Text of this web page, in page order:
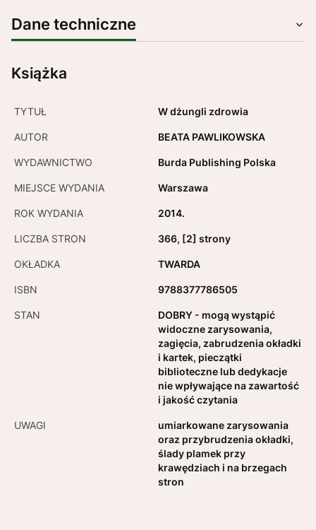
Dane techniczne
Książka
TYTUŁ W dżungli zdrowia
AUTOR BEATA PAWLIKOWSKA
WYDAWNICTWO Burda Publishing Polska
MIEJSCE WYDANIA Warszawa
ROK WYDANIA 2014.
LICZBA STRON 366, [2] strony
OKŁADKA TWARDA
ISBN 9788377786505
STAN
DOBRY - mogą wystąpić
widoczne zarysowania,
zagięcia, zabrudzenia okładki
i kartek, pieczątki
biblioteczne lub dedykacje
nie wpływające na zawartość
i jakość czytania
UWAGI
umiarkowane zarysowania
oraz przybrudzenia okładki,
ślady plamek przy
krawędziach i na brzegach
stron